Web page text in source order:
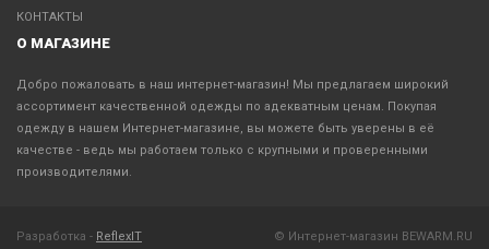
КОНТАКТЫ
О МАГАЗИНЕ
Добро пожаловать в наш интернет-магазин! Мы предлагаем широкий
ассортимент качественной одежды по адекватным ценам. Покупая
одежду в нашем Интернет-магазине, вы можете быть уверены в её
качестве - ведь мы работаем только с крупными и проверенными
производителями.
Разработка - ReflexIT © Интернет-магазин BEWARM.RU